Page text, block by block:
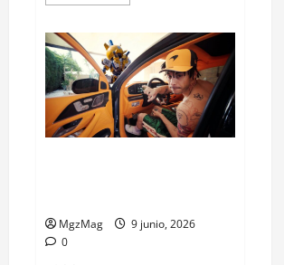
MgzMag
9 junio, 2026
0